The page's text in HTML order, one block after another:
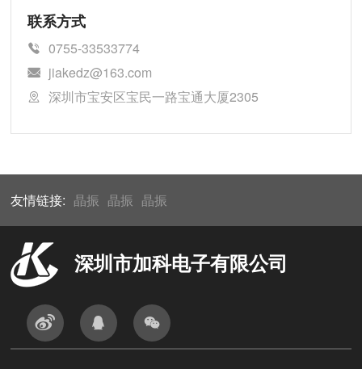
联系方式
0755-33533774
jiakedz@163.com
深圳市宝安区宝民一路宝通大厦2305
友情链接: 晶振 晶振 晶振
深圳市加科电子有限公司